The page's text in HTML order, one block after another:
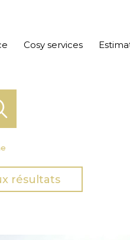
Cosy services
résultats